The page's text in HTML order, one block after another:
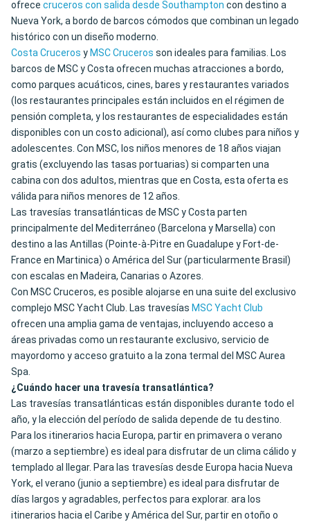
ofrece cruceros con salida desde Southampton con destino a
Nueva York, a bordo de barcos cómodos que combinan un legado
histórico con un diseño moderno.
Costa Cruceros y MSC Cruceros son ideales para familias. Los
barcos de MSC y Costa ofrecen muchas atracciones a bordo,
como parques acuáticos, cines, bares y restaurantes variados
(los restaurantes principales están incluidos en el régimen de
pensión completa, y los restaurantes de especialidades están
disponibles con un costo adicional), así como clubes para niños y
adolescentes. Con MSC, los niños menores de 18 años viajan
gratis (excluyendo las tasas portuarias) si comparten una
cabina con dos adultos, mientras que en Costa, esta oferta es
válida para niños menores de 12 años.
Las travesías transatlánticas de MSC y Costa parten
principalmente del Mediterráneo (Barcelona y Marsella) con
destino a las Antillas (Pointe-à-Pitre en Guadalupe y Fort-de-
France en Martinica) o América del Sur (particularmente Brasil)
con escalas en Madeira, Canarias o Azores.
Con MSC Cruceros, es posible alojarse en una suite del exclusivo
complejo MSC Yacht Club. Las travesías MSC Yacht Club
ofrecen una amplia gama de ventajas, incluyendo acceso a
áreas privadas como un restaurante exclusivo, servicio de
mayordomo y acceso gratuito a la zona termal del MSC Aurea
Spa.
¿Cuándo hacer una travesía transatlántica?
Las travesías transatlánticas están disponibles durante todo el
año, y la elección del período de salida depende de tu destino.
Para los itinerarios hacia Europa, partir en primavera o verano
(marzo a septiembre) es ideal para disfrutar de un clima cálido y
templado al llegar. Para las travesías desde Europa hacia Nueva
York, el verano (junio a septiembre) es ideal para disfrutar de
días largos y agradables, perfectos para explorar. ara los
itinerarios hacia el Caribe y América del Sur, partir en otoño o